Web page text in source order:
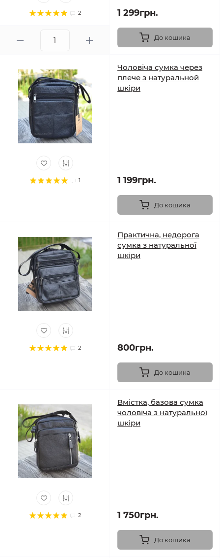
2 1 299грн.
До кошика
1
Чоловіча сумка через
плече з натуральной
шкіри
1 199грн.
До кошика
2
Практична, недорога
сумка з натуральної
шкіри
800грн.
До кошика
2
Вмістка, базова сумка
чоловіча з натуральної
шкіри
1 750грн.
До кошика